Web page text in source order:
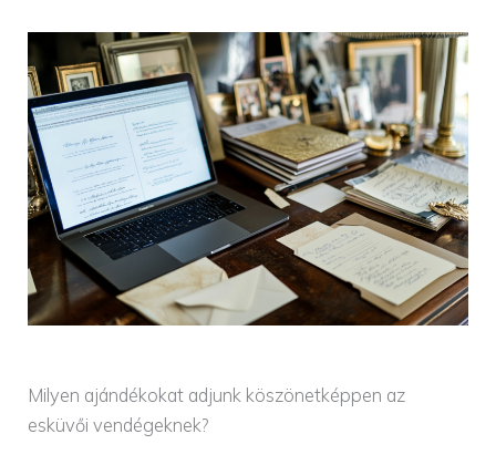
Milyen ajándékokat adjunk köszönetképpen az
esküvői vendégeknek?